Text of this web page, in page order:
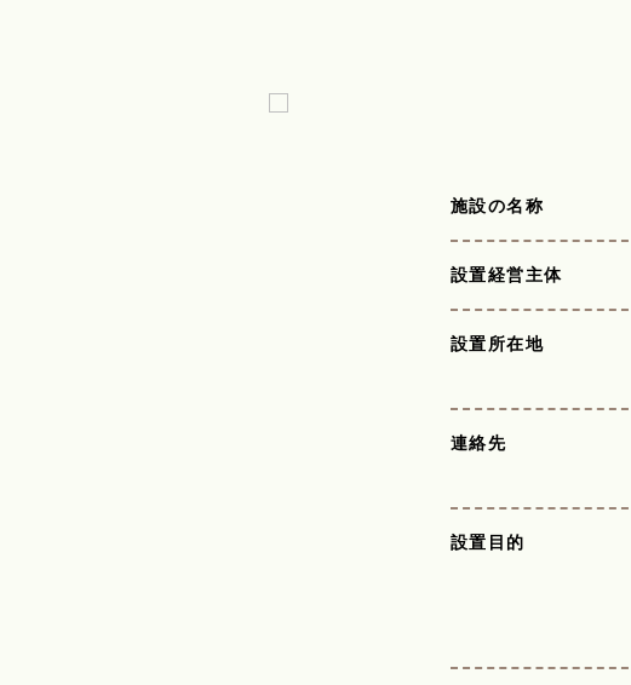
施設の名称
設置経営主体
設置所在地
連絡先
設置目的